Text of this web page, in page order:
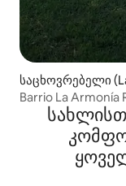
საცხოვრებელი
Barrio La Armonía